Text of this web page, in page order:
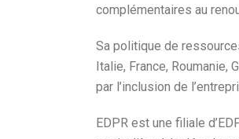
complémentaires au
Sa politique de
Italie, France, Roumanie,
par l’inclusion de
EDPR est une filiale